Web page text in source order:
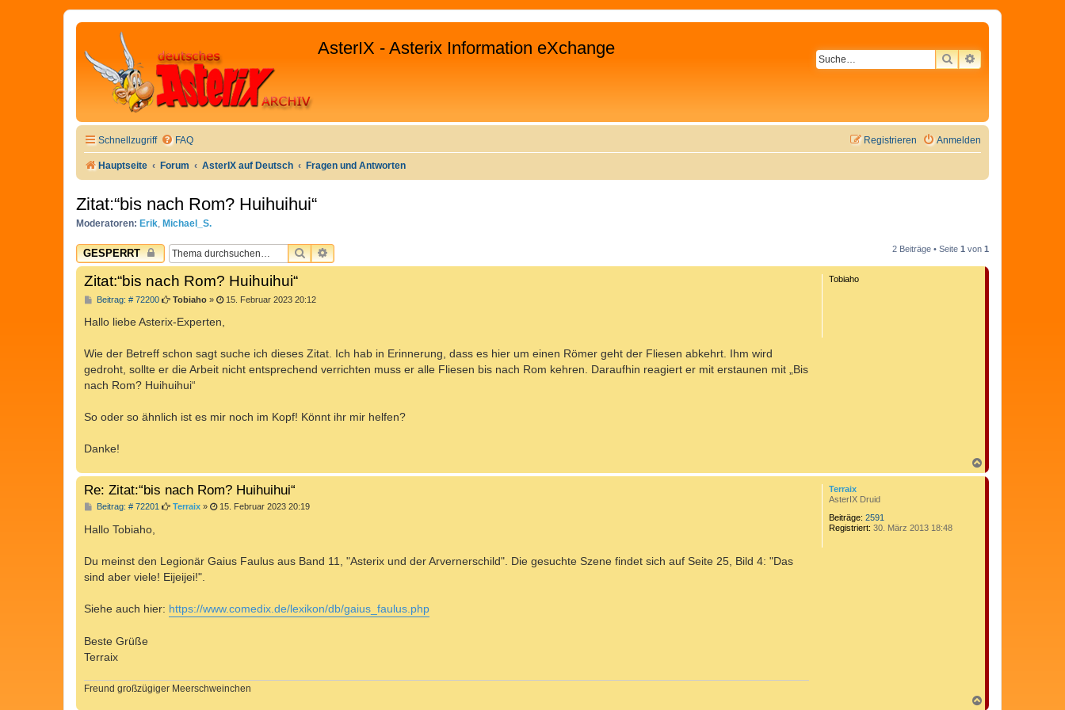
AsterIX - Asterix Information eXchange
SUCHEERWEITERTE
Schnellzugriff FAQ Anmelden
Registrieren
Hauptseite Forum AsterIX auf Deutsch Fragen und Antworten
Zitat:“bis nach Rom? Huihuihui“
Moderatoren: Erik, Michael_S.
GESPERRT SUCHEERWEITERTE SUCHE 2 Beiträge • Seite 1 von 1
Tobiaho
Zitat:“bis nach Rom? Huihuihui“
Beitrag: # 72200B
i
a
g
Tobiaho» 15. Februar 2023 20:12
Hallo liebe Asterix-Experten,
Wie der Betreff schon sagt suche ich dieses Zitat. Ich hab in Erinnerung, dass es hier um einen Römer geht der Fliesen abkehrt. Ihm wird
gedroht, sollte er die Arbeit nicht entsprechend verrichten muss er alle Fliesen bis nach Rom kehren. Daraufhin reagiert er mit erstaunen mit „Bis
nach Rom? Huihuihui“
So oder so ähnlich ist es mir noch im Kopf! Könnt ihr mir helfen?
Danke!
a
c
Terraix
AsterIX Druid
Beiträge: 2591
Registriert: 30. März 2013 18:48
Re: Zitat:“bis nach Rom? Huihuihui“
Beitrag: # 72201 B
a
g
Terraix» 15. Februar 2023 20:19
Hallo Tobiaho,
Du meinst den Legionär Gaius Faulus aus Band 11, "Asterix und der Arvernerschild". Die gesuchte Szene findet sich auf Seite 25, Bild 4: "Das
sind aber viele! Eijeijei!".
Siehe auch hier: https://www.comedix.de/lexikon/db/gaius_faulus.php
Beste Grüße
Terraix
Freund großzügiger Meerschweinchen